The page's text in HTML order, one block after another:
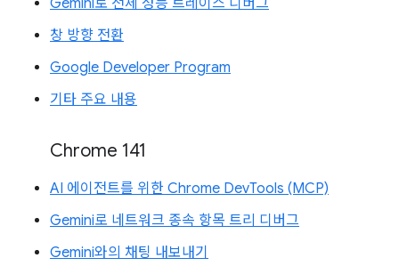
Gemini로 전체 성능 트레이스 디버그
창 방향 전환
Google Developer Program
기타 주요 내용
Chrome 141
AI 에이전트를 위한 Chrome DevTools (MCP)
Gemini로 네트워크 종속 항목 트리 디버그
Gemini와의 채팅 내보내기